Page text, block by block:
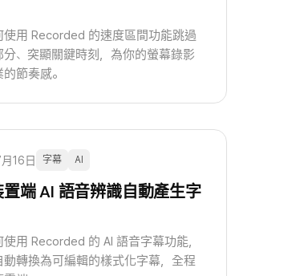
使用 Recorded 的速度區間功能跳過
分、突顯關鍵時刻，為你的螢幕錄影
節奏感。
16日 字幕 AI
端 AI 語音辨識自動產生字
用 Recorded 的 AI 語音字幕功能，
動轉換為可編輯的樣式化字幕，全程